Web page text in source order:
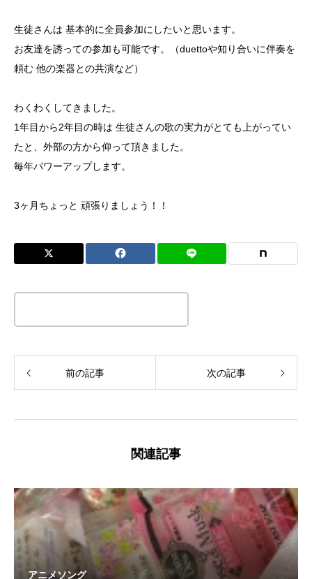
生徒さんは 基本的に全員参加にしたいと思います。
お友達を誘っての参加も可能です。（duettoや知り合いに伴奏を
頼む 他の楽器との共演など）
わくわくしてきました。
1年目から2年目の時は 生徒さんの歌の実力がとても上がってい
たと、外部の方から仰って頂きました。
毎年パワーアップします。
3ヶ月ちょっと 頑張りましょう！！
前の記事 次の記事
関連記事
アニメソング